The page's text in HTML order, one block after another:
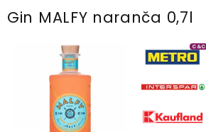
Gin MALFY naranča 0,7l
C&C